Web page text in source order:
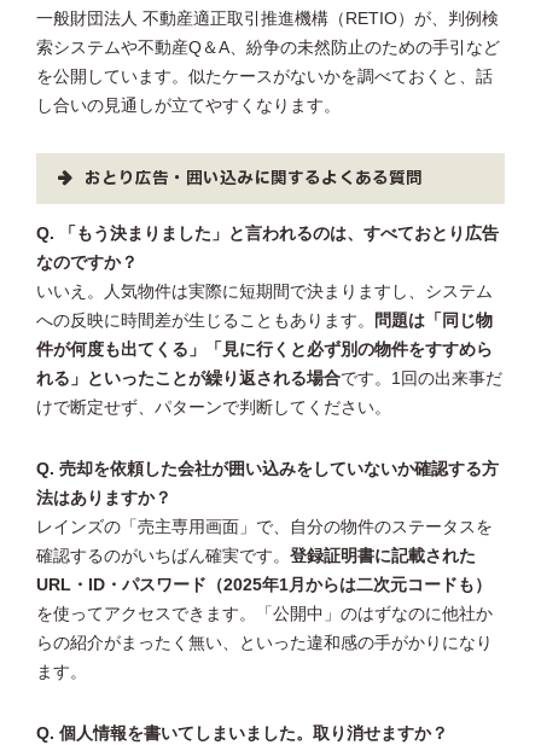
一般財団法人 不動産適正取引推進機構（RETIO）が、判例検
索システムや不動産Q＆A、紛争の未然防止のための手引など
を公開しています。似たケースがないかを調べておくと、話
し合いの見通しが立てやすくなります。
おとり広告・囲い込みに関するよくある質問
Q. 「もう決まりました」と言われるのは、すべておとり広告
なのですか？
いいえ。人気物件は実際に短期間で決まりますし、システム
への反映に時間差が生じることもあります。
問題は「同じ物
件が何度も出てくる」「見に行くと必ず別の物件をすすめら
れる」といったことが繰り返される場合です。1回の出来事だ
けで断定せず、パターンで判断してください。
Q. 売却を依頼した会社が囲い込みをしていないか確認する方
法はありますか？
レインズの「売主専用画面」で、自分の物件のステータスを
確認するのがいちばん確実です。 登録証明書に記載された
URL・ID・パスワード（2025年1月からは二次元コードも）
を使ってアクセスできます。「公開中」のはずなのに他社か
らの紹介がまったく無い、といった違和感の手がかりになり
ます。
Q. 個人情報を書いてしまいました。取り消せますか？